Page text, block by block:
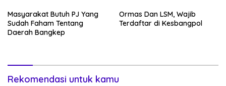
Masyarakat Butuh PJ Yang
Sudah Faham Tentang
Daerah Bangkep
Ormas Dan LSM, Wajib
Terdaftar di Kesbangpol
Rekomendasi untuk kamu